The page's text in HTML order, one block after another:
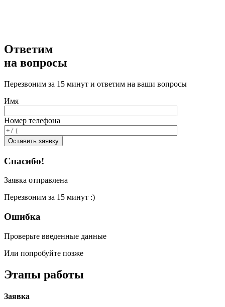
Ответим
на вопросы
Перезвоним за 15 минут и ответим на ваши вопросы
Имя
Номер телефона
Спасибо!
Заявка отправлена
Перезвоним за 15 минут :)
Ошибка
Проверьте введенные данные
Или попробуйте позже
Этапы работы
Заявка